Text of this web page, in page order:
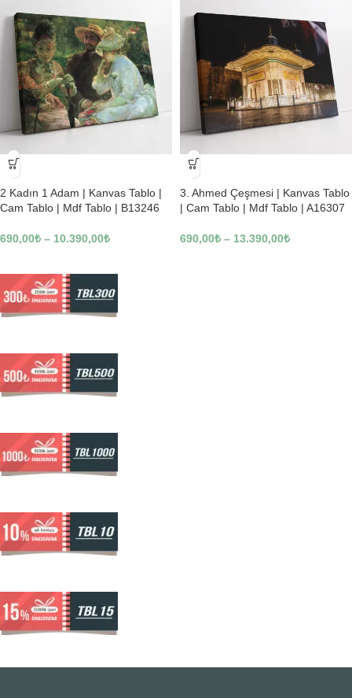
-23%
2 Kadın 1 Adam | Kanvas Tablo |
Cam Tablo | Mdf Tablo | B13246
690,00₺ – 10.390,00₺
-23%
3. Ahmed Çeşmesi | Kanvas Tablo
| Cam Tablo | Mdf Tablo | A16307
690,00₺ – 13.390,00₺